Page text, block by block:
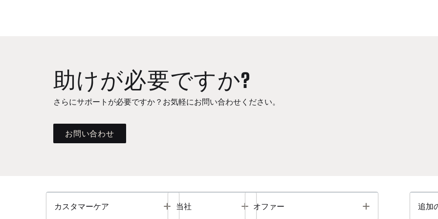
助けが必要ですか?
さらにサポートが必要ですか？お気軽にお問い合わせください。
お問い合わせ
カスタマーケア Toggle
当社 Toggle
オファー Toggle 追加